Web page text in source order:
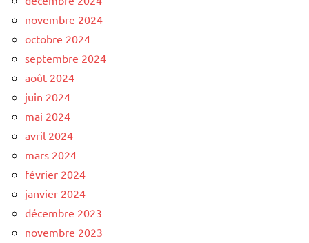
novembre 2024
octobre 2024
septembre 2024
août 2024
juin 2024
mai 2024
avril 2024
mars 2024
février 2024
janvier 2024
décembre 2023
novembre 2023